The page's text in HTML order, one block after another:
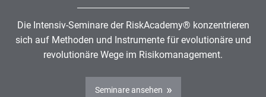
Die Intensiv-Seminare der RiskAcademy® konzentrieren
sich auf Methoden und Instrumente für evolutionäre und
revolutionäre Wege im Risikomanagement.
Seminare ansehen